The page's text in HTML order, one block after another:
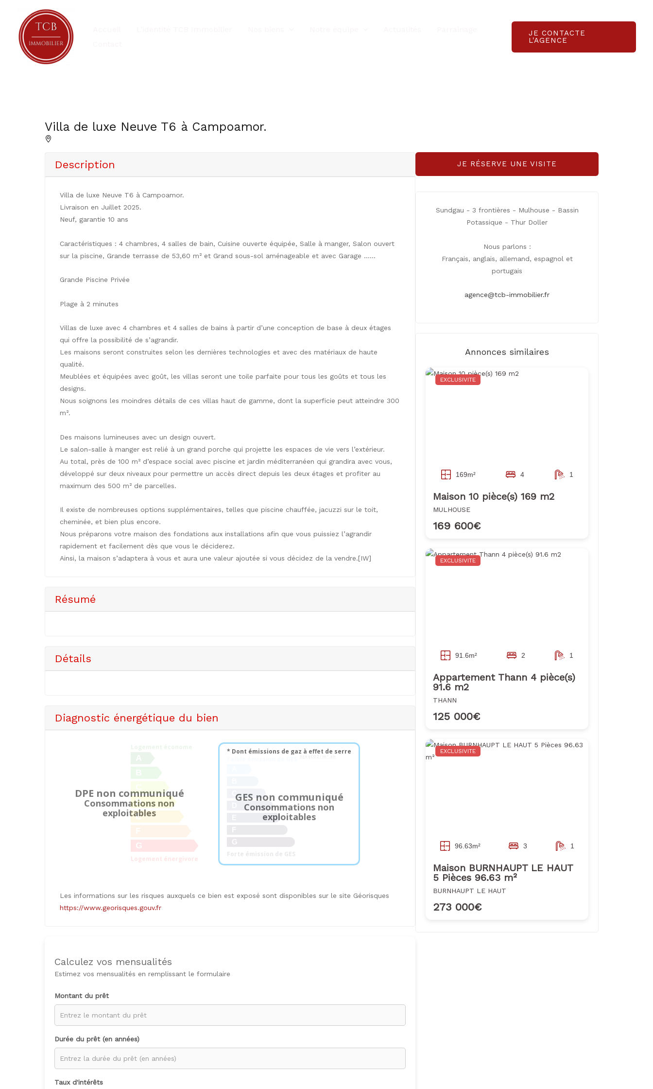
contenu
JE CONTACTE
L'AGENCE
Villa de luxe Neuve T6 à Campoamor.
Description
Villa de luxe Neuve T6 à Campoamor.
Livraison en Juillet 2025.
Neuf, garantie 10 ans
Caractéristiques : 4 chambres, 4 salles de bain, Cuisine ouverte équipée, Salle à manger, Salon ouvert
sur la piscine, Grande terrasse de 53,60 m² et Grand sous-sol aménageable et avec Garage ……
Grande Piscine Privée
Plage à 2 minutes
Villas de luxe avec 4 chambres et 4 salles de bains à partir d’une conception de base à deux étages
qui offre la possibilité de s’agrandir.
Les maisons seront construites selon les dernières technologies et avec des matériaux de haute
qualité.
Meublées et équipées avec goût, les villas seront une toile parfaite pour tous les goûts et tous les
designs.
Nous soignons les moindres détails de ces villas haut de gamme, dont la superficie peut atteindre 300
m².
Des maisons lumineuses avec un design ouvert.
Le salon-salle à manger est relié à un grand porche qui projette les espaces de vie vers l’extérieur.
Au total, près de 100 m² d’espace social avec piscine et jardin méditerranéen qui grandira avec vous,
développé sur deux niveaux pour permettre un accès direct depuis les deux étages et profiter au
maximum des 500 m² de parcelles.
Il existe de nombreuses options supplémentaires, telles que piscine chauffée, jacuzzi sur le toit,
cheminée, et bien plus encore.
Nous préparons votre maison des fondations aux installations afin que vous puissiez l’agrandir
rapidement et facilement dès que vous le déciderez.
Ainsi, la maison s’adaptera à vous et aura une valeur ajoutée si vous décidez de la vendre.[IW]
Résumé
Détails
Diagnostic énergétique du bien
D
E
G
Logement énergivore
DPE non communiqué
Consommations non
exploitables
* Dont émissions de gaz à effet de serre
C
G
Forte émission de GES
GES non communiqué
Consommations non
exploitables
Les informations sur les risques auxquels ce bien est exposé sont disponibles sur le site Géorisques
https://www.georisques.gouv.fr
Calculez vos mensualités
Estimez vos mensualités en remplissant le formulaire
Montant du prêt
Durée du prêt (en années)
Taux d'intérêts
JE RÉSERVE UNE VISITE
Sundgau - 3 frontières - Mulhouse - Bassin
Potassique - Thur Doller
Nous parlons :
Français, anglais, allemand, espagnol et
portugais
agence@tcb-immobilier.fr
Annonces similaires
EXCLUSIVITE
169m² 4 1
Maison 10 pièce(s) 169 m2
MULHOUSE
169 600€
EXCLUSIVITE
91.6m² 2 1
Appartement Thann 4 pièce(s)
91.6 m2
THANN
125 000€
EXCLUSIVITE
96.63m² 3 1
Maison BURNHAUPT LE HAUT
5 Pièces 96.63 m²
BURNHAUPT LE HAUT
273 000€